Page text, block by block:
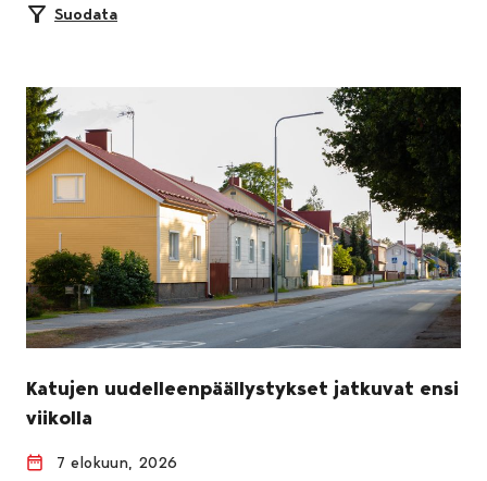
Suodata
Katujen uudelleenpäällystykset jatkuvat ensi
viikolla
7 elokuun, 2026